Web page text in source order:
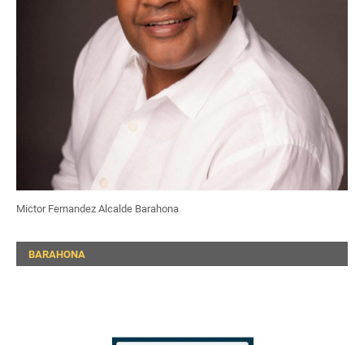
Mictor Fernandez Alcalde Barahona
BARAHONA